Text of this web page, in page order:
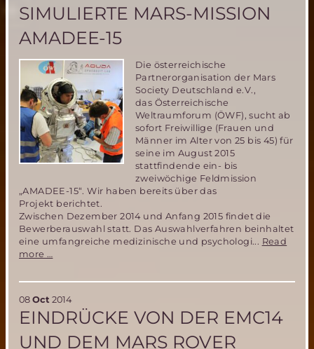
SIMULIERTE MARS-MISSION
AMADEE-15
Die österreichische
Partnerorganisation der Mars
Society Deutschland e.V.,
das Österreichische
Weltraumforum (ÖWF), sucht ab
sofort Freiwillige (Frauen und
Männer im Alter von 25 bis 45) für
seine im August 2015
stattfindende ein- bis
zweiwöchige Feldmission
„AMADEE-15“. Wir haben bereits über das
Projekt berichtet.
Zwischen Dezember 2014 und Anfang 2015 findet die
Bewerberauswahl statt. Das Auswahlverfahren beinhaltet
eine umfangreiche medizinische und psychologi... Read
more …
für
simulierte
Mission
08 Oct 2014
EINDRÜCKE VON DER EMC14
UND DEM MARS ROVER